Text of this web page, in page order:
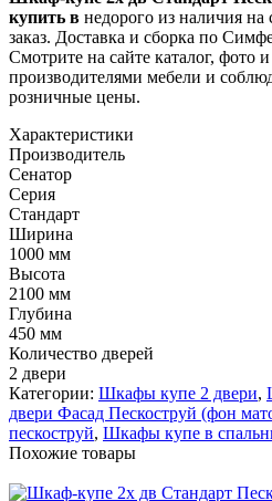
купить в недорого из наличия
заказ. Доставка и сборка по
Смотрите на сайте каталог, фото
производителями мебели и
розничные цены.
Характеристики
Производитель
Сенатор
Серия
Стандарт
Ширина
1000 мм
Высота
2100 мм
Глубина
450 мм
Количество дверей
2 двери
Категории: Шкафы купе 2 двери,
двери Фасад Пескоструй (фон
пескоструй, Шкафы купе в
Похожие товары